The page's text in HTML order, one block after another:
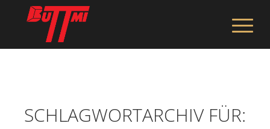
SCHLAGWORTARCHIV FÜR: